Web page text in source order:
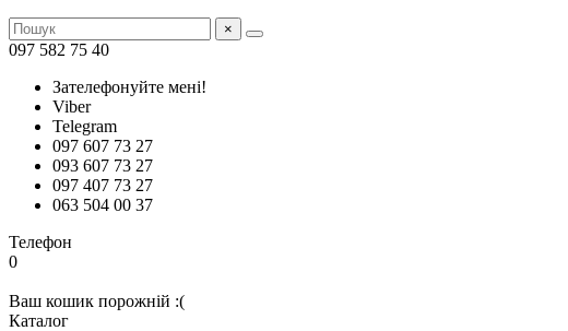
×
097 582 75 40
Зателефонуйте мені!
Viber
Telegram
097 607 73 27
093 607 73 27
097 407 73 27
063 504 00 37
Телефон
0
Ваш кошик порожній :(
Каталог